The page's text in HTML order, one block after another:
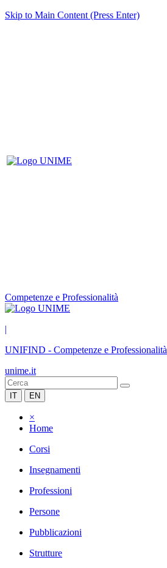
Skip to Main Content (Press Enter)
Competenze e Professionalità
|
UNIFIND - Competenze e Professionalità
unime.it
IT EN
×
Home
Corsi
Insegnamenti
Professioni
Persone
Pubblicazioni
Strutture